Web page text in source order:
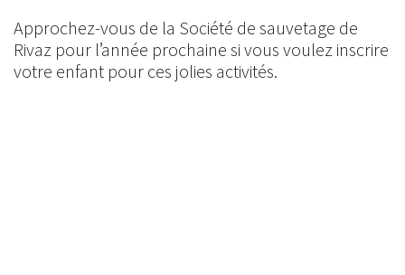
Approchez-vous de la Société de sauvetage de
Rivaz pour l’année prochaine si vous voulez inscrire
votre enfant pour ces jolies activités.